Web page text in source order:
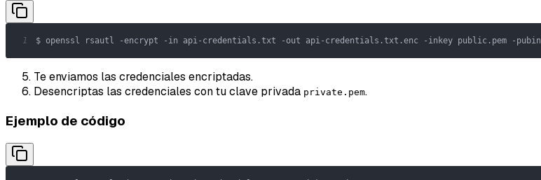
1 $ openssl rsautl -encrypt -in api-credentials.txt -out api-credentials.txt.enc -inkey public.pem -pubin
Te enviamos las credenciales encriptadas.
Desencriptas las credenciales con tu clave privada private.pem.
Ejemplo de código